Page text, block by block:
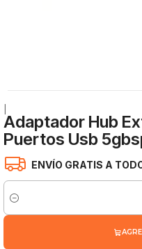
Adaptador Hub
Puertos Usb
ENVÍO GRATIS A
Cantidad